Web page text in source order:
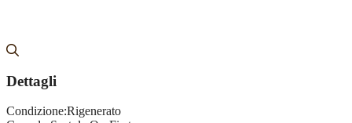
Dettagli
Condizione:Rigenerato